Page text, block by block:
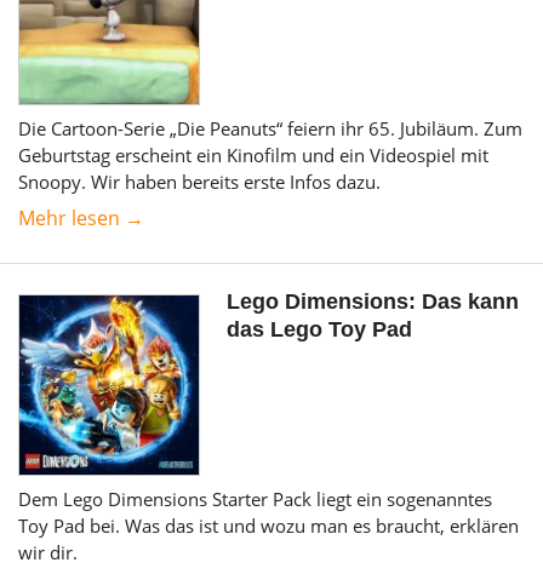
Die Cartoon-Serie „Die Peanuts“ feiern ihr 65. Jubiläum. Zum
Geburtstag erscheint ein Kinofilm und ein Videospiel mit
Snoopy. Wir haben bereits erste Infos dazu.
Mehr lesen →
Lego Dimensions: Das kann
das Lego Toy Pad
Dem Lego Dimensions Starter Pack liegt ein sogenanntes
Toy Pad bei. Was das ist und wozu man es braucht, erklären
wir dir.